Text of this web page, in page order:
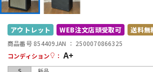
DTM オンライン納品
配信/ライブ機器
アウトレット WEB注文店頭受取可 送料無
商品番号 854409JAN ： 2500070866325
コンディション
： A+